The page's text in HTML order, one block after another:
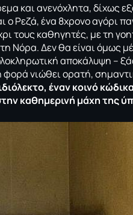
και ανενόχλητα, δίχως
ο Ρεζά, ένα 8χρονο αγόρι
τους καθηγητές, με τη
Νόρα. Δεν θα είναι όμως
αποκάλυψη –
νιώθει ορατή,
έναν κοινό
καθημερινή μάχη της